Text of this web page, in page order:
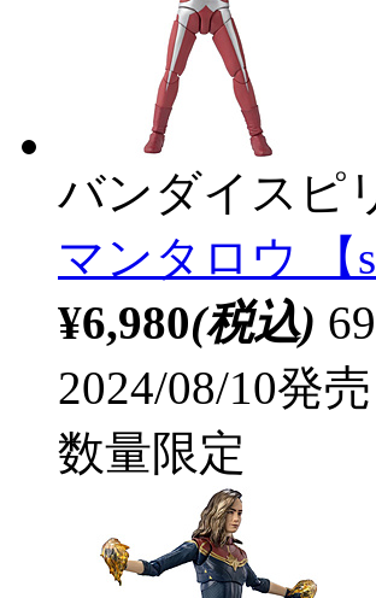
バンダイスピ
マンタロウ 【
¥6,980(税込)
2024/08/10発売
数量限定